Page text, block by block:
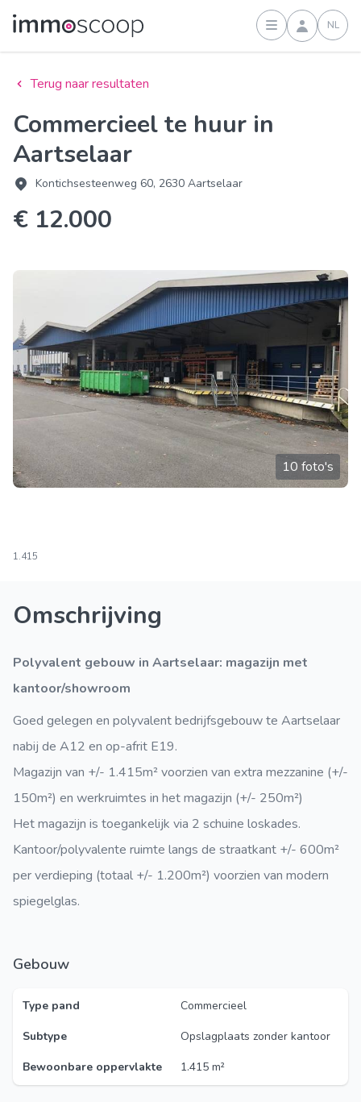
Inloggen
NL
Terug naar resultaten
Commercieel te huur in
Aartselaar
Kontichsesteenweg 60, 2630 Aartselaar
€ 12.000
10 foto's
1.415
Omschrijving
Polyvalent gebouw in Aartselaar: magazijn met
kantoor/showroom
Goed gelegen en polyvalent bedrijfsgebouw te Aartselaar
nabij de A12 en op-afrit E19.
Magazijn van +/- 1.415m² voorzien van extra mezzanine (+/-
150m²) en werkruimtes in het magazijn (+/- 250m²)
Het magazijn is toegankelijk via 2 schuine loskades.
Kantoor/polyvalente ruimte langs de straatkant +/- 600m²
per verdieping (totaal +/- 1.200m²) voorzien van modern
spiegelglas.
Gebouw
Type pand
Commercieel
Subtype
Opslagplaats zonder kantoor
Bewoonbare oppervlakte
1.415 m²